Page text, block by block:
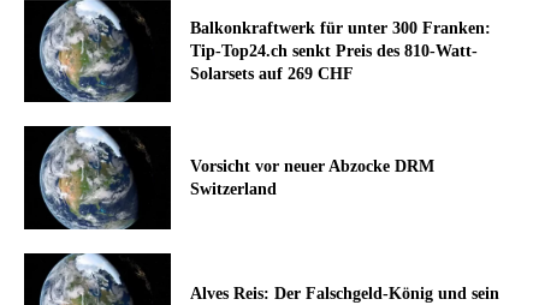
Balkonkraftwerk für unter 300 Franken:
Tip-Top24.ch senkt Preis des 810-Watt-
Solarsets auf 269 CHF
Vorsicht vor neuer Abzocke DRM
Switzerland
Alves Reis: Der Falschgeld-König und sein